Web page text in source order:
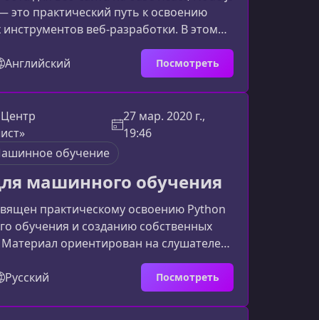
это практический путь к освоению
веб‑разработки. В этом
узнаете, как организован курс, чему вы
он будет полезен для вашего
роста.Что вы создадите в рамках
пошаговой разработке
чат-бота для веб-страницы. Вы
фронтенд на React с серверной
Английский Посмотреть
27 мар. 2020 г.,
19:46
обучение
машинного обучения
практическому освоению Python
обучения и созданию собственных
ориентирован на слушателей,
уверенно работать с современными
понимать алгоритмы и применять их в
курсеОбучение охватывает
экосистемы Python для
Русский Посмотреть